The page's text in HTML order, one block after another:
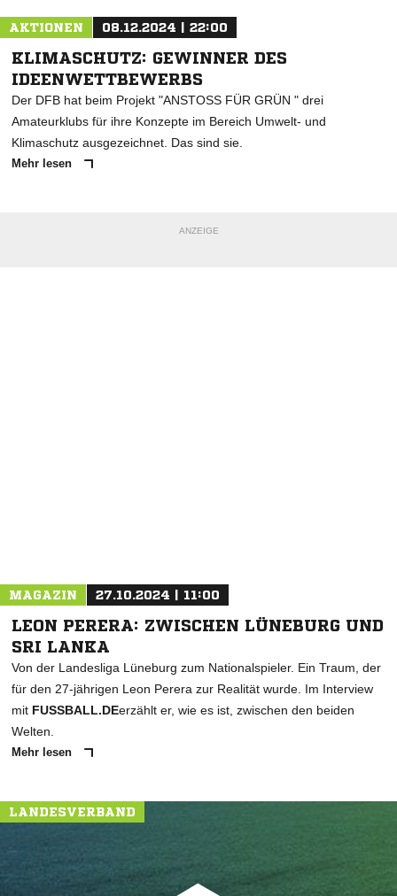
AKTIONEN 08.12.2024 | 22:00
KLIMASCHUTZ: GEWINNER DES
IDEENWETTBEWERBS
Der DFB hat beim Projekt "ANSTOSS FÜR GRÜN " drei
Amateurklubs für ihre Konzepte im Bereich Umwelt- und
Klimaschutz ausgezeichnet. Das sind sie.
Mehr lesen
ANZEIGE
MAGAZIN 27.10.2024 | 11:00
LEON PERERA: ZWISCHEN LÜNEBURG UND
SRI LANKA
Von der Landesliga Lüneburg zum Nationalspieler. Ein Traum, der
für den 27-jährigen Leon Perera zur Realität wurde. Im Interview
mit FUSSBALL.DEerzählt er, wie es ist, zwischen den beiden
Welten.
Mehr lesen
LANDESVERBAND